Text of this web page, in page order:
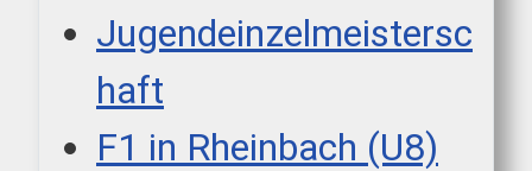
Jugendeinzelmeistersc
haft
F1 in Rheinbach (U8)